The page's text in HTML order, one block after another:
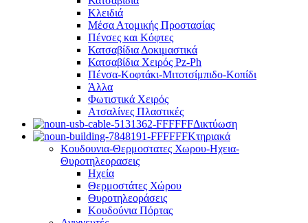
Κλειδιά
Μέσα Ατομικής Προστασίας
Πένσες και Κόφτες
Κατσαβίδια Δοκιμαστικά
Κατσαβίδια Χειρός Pz-Ph
Πένσα-Κοφτάκι-Μιτοτσίμπιδο-Κοπίδι
Άλλα
Φωτιστικά Χειρός
Ατσαλίνες Πλαστικές
Δικτύωση
Κτηριακά
Κουδουνια-Θερμοστατες Χωρου-Ηχεια-
Θυροτηλεορασεις
Ηχεία
Θερμοστάτες Χώρου
Θυροτηλεοράσεις
Κουδούνια Πόρτας